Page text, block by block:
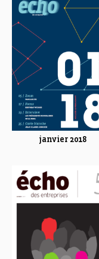
janvier 2018